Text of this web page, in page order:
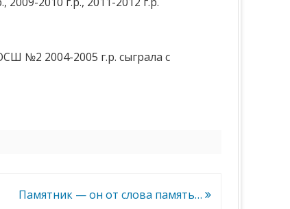
№2 2004-2005 г.р. сыграла с
Памятник — он от слова память…